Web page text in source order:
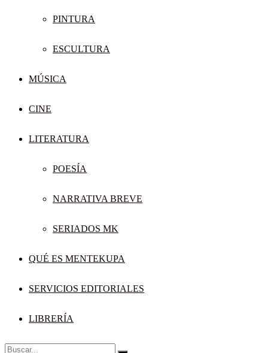
PINTURA
ESCULTURA
MÚSICA
CINE
LITERATURA
POESÍA
NARRATIVA BREVE
SERIADOS MK
QUÉ ES MENTEKUPA
SERVICIOS EDITORIALES
LIBRERÍA